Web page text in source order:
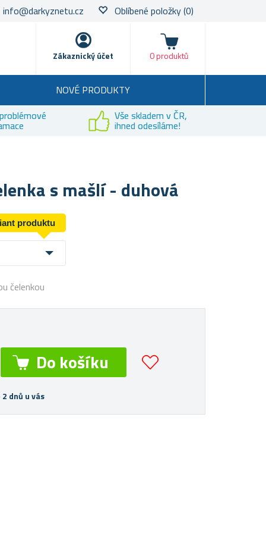
info@darkyznetu.cz Oblíbené položky(0)
Zákaznický účet
Nákupní košík
0 produktů
NOVÉ PRODUKTY
Vše skladem v ČR,
ihned odesíláme!
s mašlí - duhová
produktu
čelenkou
dnů u vás